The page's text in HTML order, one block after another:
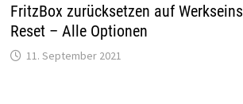
FritzBox zurücksetzen auf
Reset – Alle Optionen
11. September 2021